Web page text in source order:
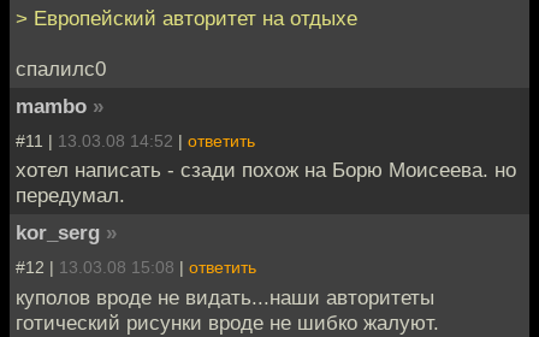
> Европейский авторитет на отдыхе
спалилс0
mambo »
#11 | 13.03.08 14:52 | ответить
хотел написать - сзади похож на Борю Моисеева. но
передумал.
kor_serg »
#12 | 13.03.08 15:08 | ответить
куполов вроде не видать...наши авторитеты
готический рисунки вроде не шибко жалуют.